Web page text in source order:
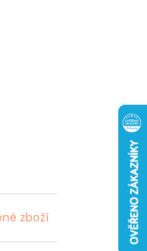
zboží